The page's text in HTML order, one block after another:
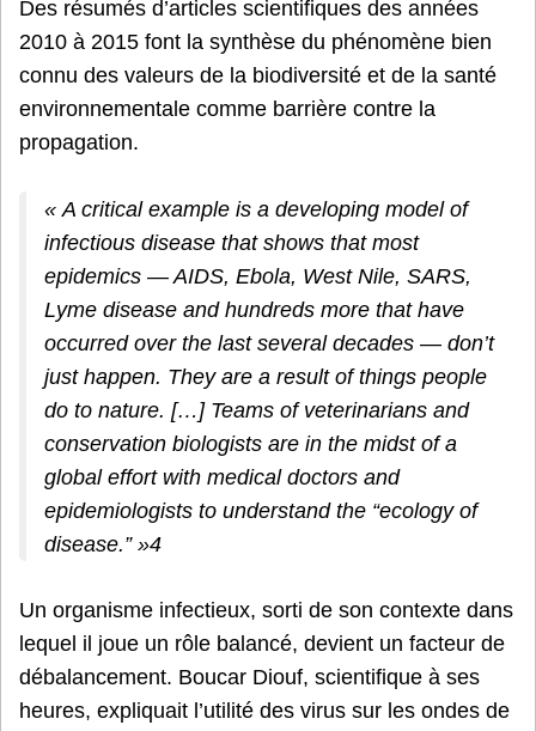
Des résumés d’articles scientifiques des années
2010 à 2015 font la synthèse du phénomène bien
connu des valeurs de la biodiversité et de la santé
environnementale comme barrière contre la
propagation.
« A critical example is a developing model of
infectious disease that shows that most
epidemics — AIDS, Ebola, West Nile, SARS,
Lyme disease and hundreds more that have
occurred over the last several decades — don’t
just happen. They are a result of things people
do to nature. […] Teams of veterinarians and
conservation biologists are in the midst of a
global effort with medical doctors and
epidemiologists to understand the “ecology of
disease.” »4
Un organisme infectieux, sorti de son contexte dans
lequel il joue un rôle balancé, devient un facteur de
débalancement. Boucar Diouf, scientifique à ses
heures, expliquait l’utilité des virus sur les ondes de